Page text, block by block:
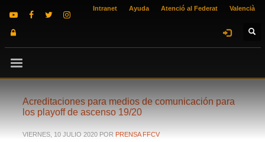
Intranet Ayuda Atenció al Federat Valencià
Acreditaciones para medios de comunicación para
los playoff de ascenso 19/20
VIERNES, 10 JULIO 2020 POR PRENSA FFCV